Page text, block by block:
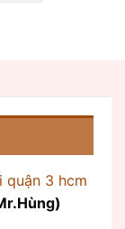
quận 3 hcm